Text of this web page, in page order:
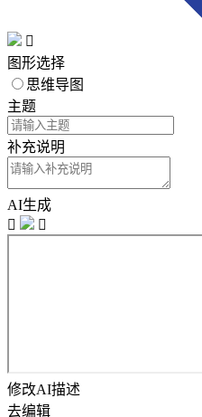

图形选择
思维导图
主题
补充说明
AI生成


修改AI描述
去编辑